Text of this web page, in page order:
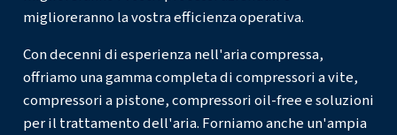
Quando scegliere un
multistadio